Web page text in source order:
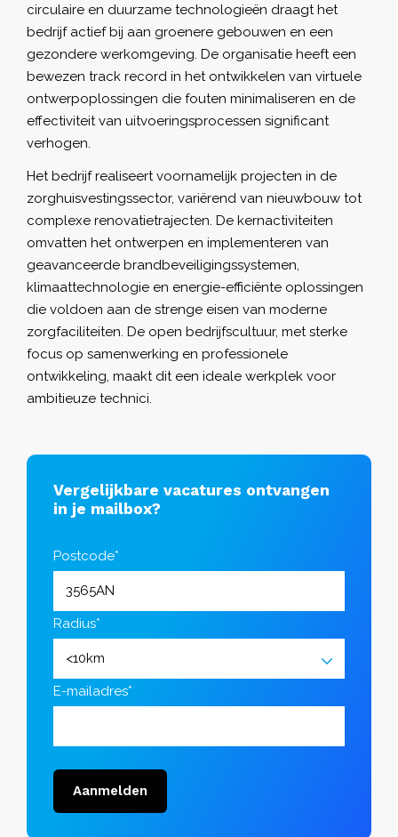
circulaire en duurzame technologieën draagt het
bedrijf actief bij aan groenere gebouwen en een
gezondere werkomgeving. De organisatie heeft een
bewezen track record in het ontwikkelen van virtuele
ontwerpoplossingen die fouten minimaliseren en de
effectiviteit van uitvoeringsprocessen significant
verhogen.
Het bedrijf realiseert voornamelijk projecten in de
zorghuisvestingssector, variërend van nieuwbouw tot
complexe renovatietrajecten. De kernactiviteiten
omvatten het ontwerpen en implementeren van
geavanceerde brandbeveiligingssystemen,
klimaattechnologie en energie-efficiënte oplossingen
die voldoen aan de strenge eisen van moderne
zorgfaciliteiten. De open bedrijfscultuur, met sterke
focus op samenwerking en professionele
ontwikkeling, maakt dit een ideale werkplek voor
ambitieuze technici.
Vergelijkbare vacatures ontvangen
in je mailbox?
Postcode*
Radius*
E-mailadres*
Aanmelden